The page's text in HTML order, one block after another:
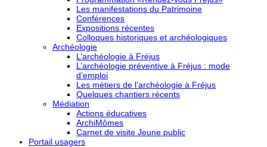
Les manifestations du Patrimoine
Conférences
Expositions récentes
Colloques historiques et archéologiques
Archéologie
L’archéologie à Fréjus
L’archéologie préventive à Fréjus : mode
d’emploi
Les métiers de l’archéologie à Fréjus
Quelques chantiers récents
Médiation
Actions éducatives
ArchiMômes
Carnet de visite Jeune public
Portail usagers